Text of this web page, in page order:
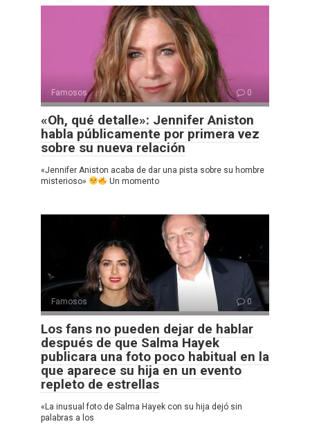
Famosos 0
«Oh, qué detalle»: Jennifer Aniston
habla públicamente por primera vez
sobre su nueva relación
«Jennifer Aniston acaba de dar una pista sobre su hombre
misterioso»
Un momento
Famosos 0
Los fans no pueden dejar de hablar
después de que Salma Hayek
publicara una foto poco habitual en la
que aparece su hija en un evento
repleto de estrellas
«La inusual foto de Salma Hayek con su hija dejó sin
palabras a los